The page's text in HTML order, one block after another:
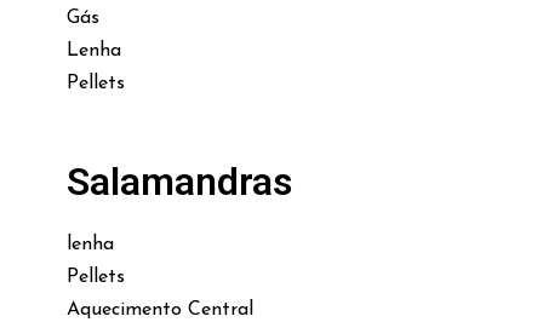
Gás
Lenha
Pellets
Salamandras
lenha
Pellets
Aquecimento Central